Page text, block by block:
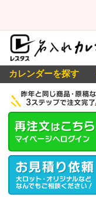
カレンダーを探す